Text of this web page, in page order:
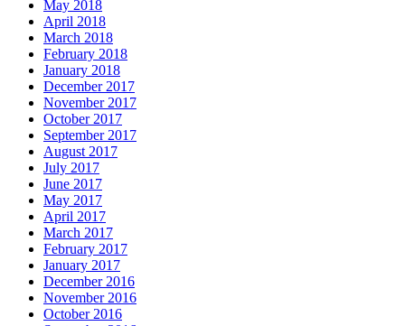
May 2018
April 2018
March 2018
February 2018
January 2018
December 2017
November 2017
October 2017
September 2017
August 2017
July 2017
June 2017
May 2017
April 2017
March 2017
February 2017
January 2017
December 2016
November 2016
October 2016